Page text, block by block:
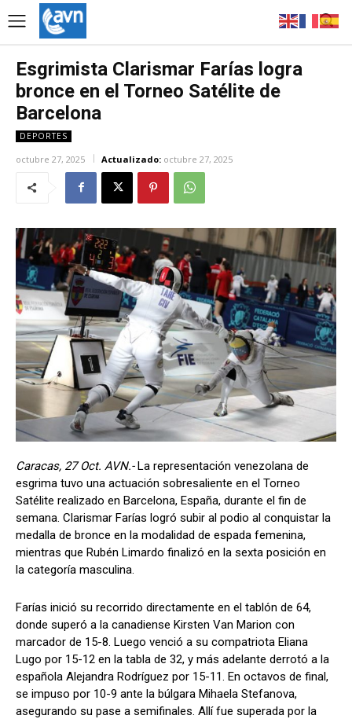
Esgrimista Clarismar Farías logra
bronce en el Torneo Satélite de
Barcelona
DEPORTES
octubre 27, 2025 Actualizado: octubre 27, 2025
Caracas, 27 Oct. AVN.-La representación venezolana de
esgrima tuvo una actuación sobresaliente en el Torneo
Satélite realizado en Barcelona, España, durante el fin de
semana. Clarismar Farías logró subir al podio al conquistar la
medalla de bronce en la modalidad de espada femenina,
mientras que Rubén Limardo finalizó en la sexta posición en
la categoría masculina.
Farías inició su recorrido directamente en el tablón de 64,
donde superó a la canadiense Kirsten Van Marion con
marcador de 15-8. Luego venció a su compatriota Eliana
Lugo por 15-12 en la tabla de 32, y más adelante derrotó a la
española Alejandra Rodríguez por 15-11. En octavos de final,
se impuso por 10-9 ante la búlgara Mihaela Stefanova,
asegurando su pase a semifinales. Allí fue superada por la